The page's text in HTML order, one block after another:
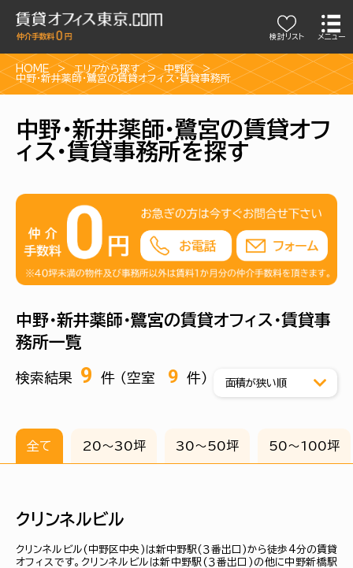
検討リスト メニュー
HOME エリアから探す
中野区
中野・新井薬師・鷺宮の賃貸オフィス・賃貸事務所
中野・新井薬師・鷺宮の賃貸オフ
ィス・賃貸事務所を探す
中野・新井薬師・鷺宮の賃貸オフィス・賃貸事
務所一覧
検索結果 9 件 （空室 9 件）
全て 20〜30坪 30〜50坪 50〜100坪
クリンネルビル
クリンネルビル(中野区中央)は新中野駅(３番出口)から徒歩4分の賃貸
オフィスです。クリンネルビルは新中野駅(３番出口)の他に中野新橋駅